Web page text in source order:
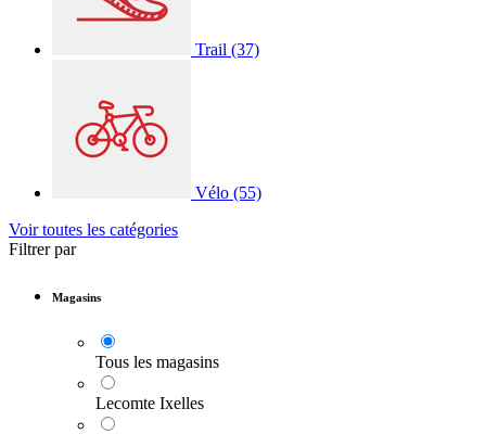
Trail (37)
Vélo (55)
Voir toutes les catégories
Filtrer par
Magasins
Tous les magasins
Lecomte Ixelles